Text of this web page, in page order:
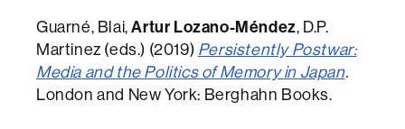
Guarné, Blai,Artur Lozano-Méndez, D.P.
Martinez (eds.) (2019) Persistently Postwar:
Media and the Politics of Memory in Japan.
London and New York: Berghahn Books.